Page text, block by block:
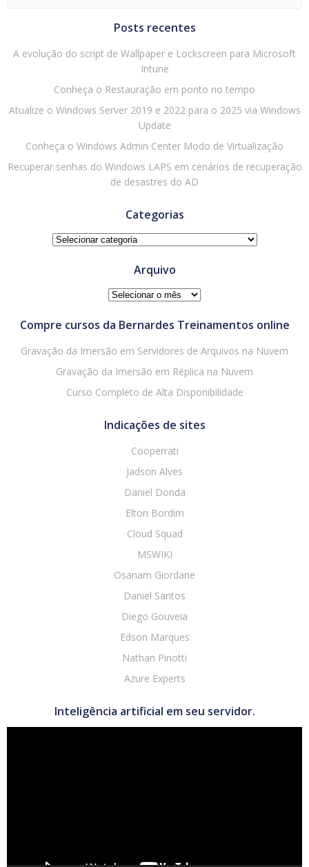
Posts recentes
A evolução do script de Wallpaper e Lockscreen para Microsoft
Intune
Conheça o Restauração em ponto no tempo
Atualize o Windows Server 2019 e 2022 para o 2025 via Windows
Update
Conheça o Windows Admin Center Modo de Virtualização
Recuperar senhas do Windows LAPS em cenários de recuperação
de desastres do AD
Categorias
Categorias
Arquivo
Arquivo
Compre cursos da Bernardes Treinamentos online
Gravação da Imersão em Servidores de Arquivos na Nuvem
Gravação da Imersão em Réplica na Nuvem
Curso Completo de Alta Disponibilidade
Indicações de sites
Cooperrati
Jadson Alves
Daniel Donda
Elton Bordim
Cloud Squad
MSWIKI
Osanam Giordane
Daniel Santos
Diego Gouveia
Edson Marques
Nathan Pinotti
Azure Experts
Inteligência artificial em seu servidor.